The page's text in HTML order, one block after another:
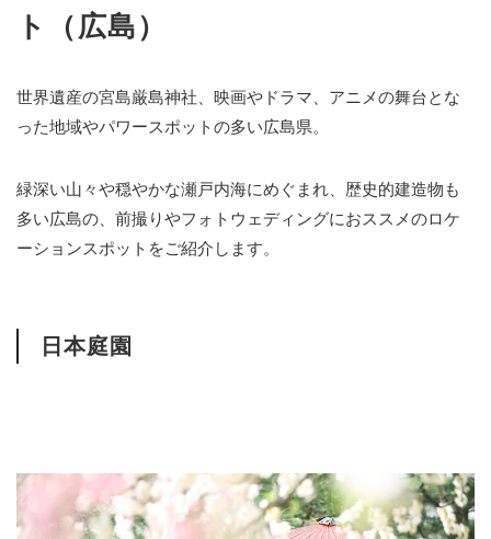
ト（広島）
世界遺産の宮島厳島神社、映画やドラマ、アニメの舞台とな
った地域やパワースポットの多い広島県。
緑深い山々や穏やかな瀬戸内海にめぐまれ、歴史的建造物も
多い広島の、前撮りやフォトウェディングにおススメのロケ
ーションスポットをご紹介します。
日本庭園